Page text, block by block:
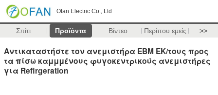
Ofan Electric Co., Ltd
Σπίτι Προϊόντα Βίντεο Περίπου εμείς >>
Αντικαταστήστε τον ανεμιστήρα EBM ΕΚ/τους προς
τα πίσω καμμμένους φυγοκεντρικούς ανεμιστήρες
για Refirgeration